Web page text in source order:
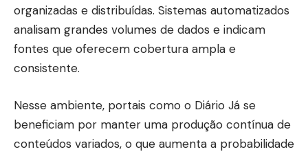
organizadas e distribuídas. Sistemas automatizados
analisam grandes volumes de dados e indicam
fontes que oferecem cobertura ampla e
consistente.
Nesse ambiente, portais como o Diário Já se
beneficiam por manter uma produção contínua de
conteúdos variados, o que aumenta a probabilidade